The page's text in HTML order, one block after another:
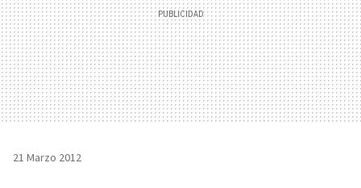
21 Marzo 2012